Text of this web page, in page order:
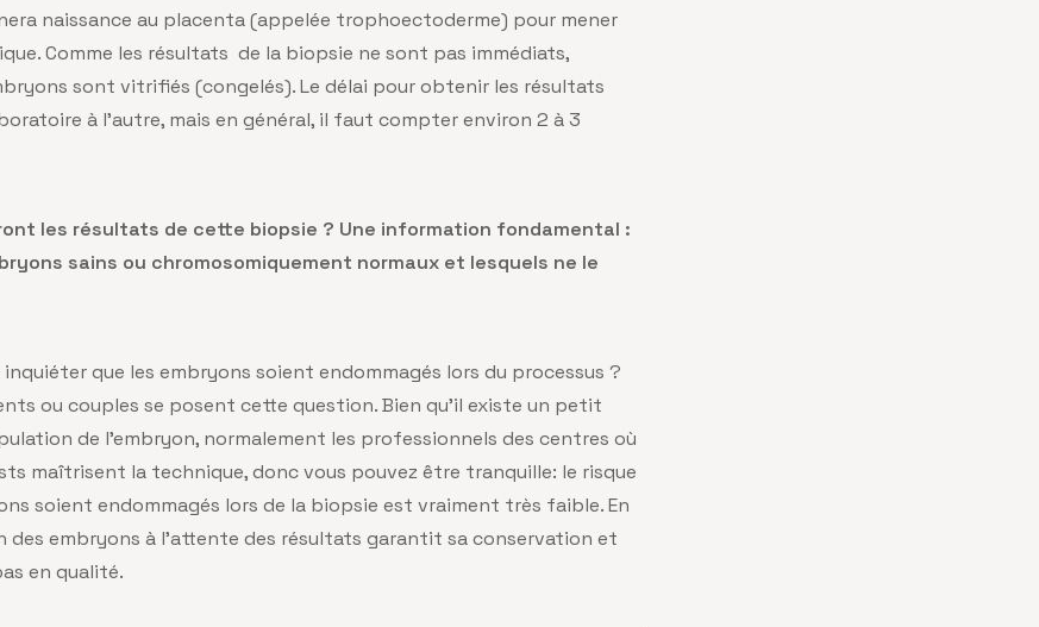
naissance au placenta (appelée trophoectoderme) pour mener
Comme les résultats de la biopsie ne sont pas immédiats,
sont vitrifiés (congelés). Le délai pour obtenir les résultats
à l’autre, mais en général, il faut compter environ 2 à 3
les résultats de cette biopsie ? Une information fondamental :
sains ou chromosomiquement normaux et lesquels ne le
que les embryons soient endommagés lors du processus ?
ou couples se posent cette question. Bien qu’il existe un petit
de l’embryon, normalement les professionnels des centres où
maîtrisent la technique, donc vous pouvez être tranquille: le risque
soient endommagés lors de la biopsie est vraiment très faible. En
des embryons à l’attente des résultats garantit sa conservation et
en qualité.